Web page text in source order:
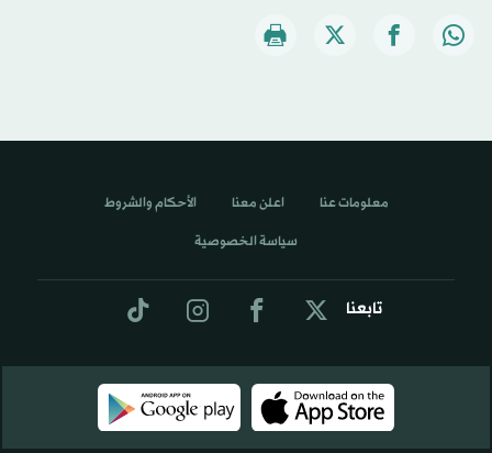
تابعنا
معلومات عنا اعلن معنا الأحكام والشروط
سياسة الخصوصية